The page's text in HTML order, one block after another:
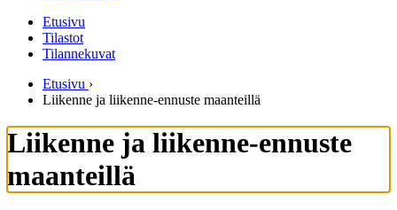
Etusivu
Tilastot
Tilannekuvat
Etusivu ›
Liikenne ja liikenne-ennuste maanteillä
Liikenne ja liikenne-ennuste
maanteillä